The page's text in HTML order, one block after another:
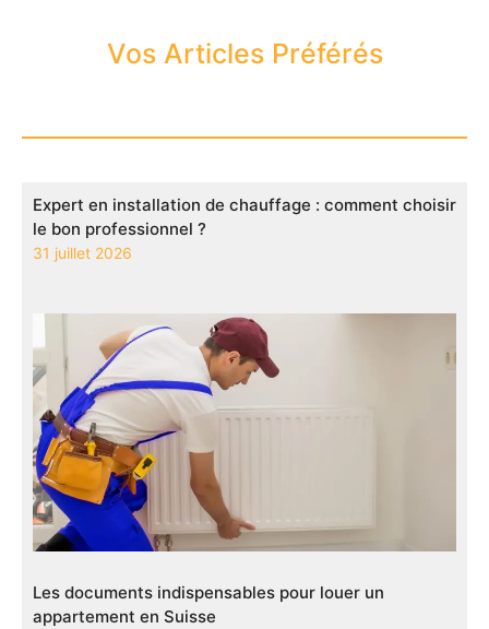
Vos Articles Préférés
Expert en installation de chauffage : comment choisir
le bon professionnel ?
31 juillet 2026
Les documents indispensables pour louer un
appartement en Suisse